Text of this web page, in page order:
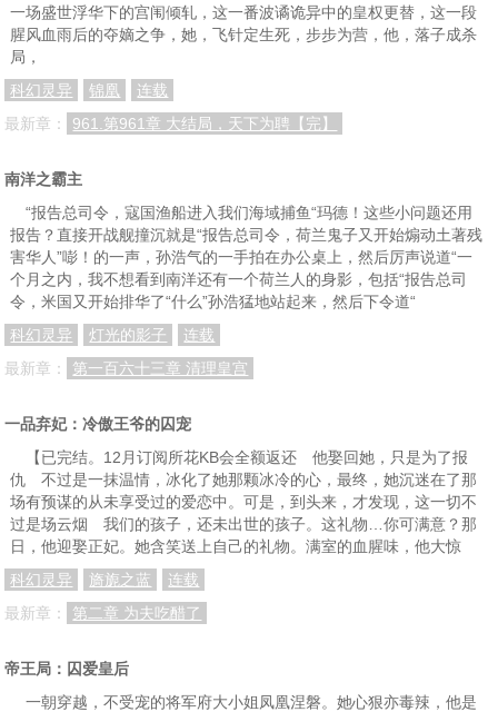
一场盛世浮华下的宫闱倾轧，这一番波谲诡异中的皇权更替，这一段
腥风血雨后的夺嫡之争，她，飞针定生死，步步为营，他，落子成杀
局，
科幻灵异
锦凰
连载
最新章：
961.第961章 大结局，天下为聘【完】
南洋之霸主
“报告总司令，寇国渔船进入我们海域捕鱼“玛德！这些小问题还用
报告？直接开战舰撞沉就是“报告总司令，荷兰鬼子又开始煽动土著残
害华人”嘭！的一声，孙浩气的一手拍在办公桌上，然后厉声说道“一
个月之内，我不想看到南洋还有一个荷兰人的身影，包括“报告总司
令，米国又开始排华了“什么”孙浩猛地站起来，然后下令道“
科幻灵异
灯光的影子
连载
最新章：
第一百六十三章 清理皇宫
一品弃妃：冷傲王爷的囚宠
【已完结。12月订阅所花KB会全额返还 他娶回她，只是为了报
仇 不过是一抹温情，冰化了她那颗冰冷的心，最终，她沉迷在了那
场有预谋的从未享受过的爱恋中。可是，到头来，才发现，这一切不
过是场云烟 我们的孩子，还未出世的孩子。这礼物…你可满意？那
日，他迎娶正妃。她含笑送上自己的礼物。满室的血腥味，他大惊
科幻灵异
旖旎之蓝
连载
最新章：
第二章 为夫吃醋了
帝王局：囚爱皇后
一朝穿越，不受宠的将军府大小姐凤凰涅磐。她心狠亦毒辣，他是